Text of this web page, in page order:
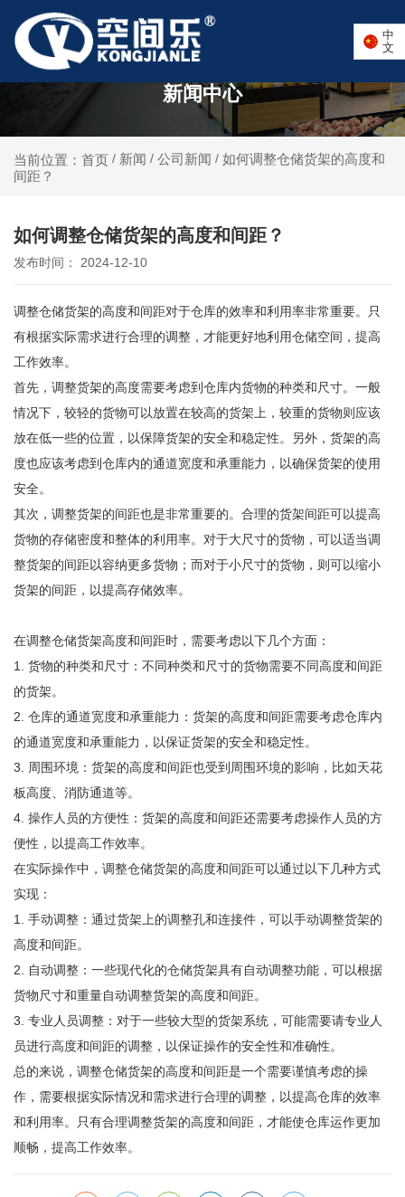
中
文
新闻中心
当前位置：首页 / 新闻 / 公司新闻 / 如何调整仓储货架的高度和
间距？
如何调整仓储货架的高度和间距？
发布时间： 2024-12-10
调整仓储货架的高度和间距对于仓库的效率和利用率非常重要。只
有根据实际需求进行合理的调整，才能更好地利用仓储空间，提高
工作效率。
首先，调整货架的高度需要考虑到仓库内货物的种类和尺寸。一般
情况下，较轻的货物可以放置在较高的货架上，较重的货物则应该
放在低一些的位置，以保障货架的安全和稳定性。另外，货架的高
度也应该考虑到仓库内的通道宽度和承重能力，以确保货架的使用
安全。
其次，调整货架的间距也是非常重要的。合理的货架间距可以提高
货物的存储密度和整体的利用率。对于大尺寸的货物，可以适当调
整货架的间距以容纳更多货物；而对于小尺寸的货物，则可以缩小
货架的间距，以提高存储效率。
在调整仓储货架高度和间距时，需要考虑以下几个方面：
1. 货物的种类和尺寸：不同种类和尺寸的货物需要不同高度和间距
的货架。
2. 仓库的通道宽度和承重能力：货架的高度和间距需要考虑仓库内
的通道宽度和承重能力，以保证货架的安全和稳定性。
3. 周围环境：货架的高度和间距也受到周围环境的影响，比如天花
板高度、消防通道等。
4. 操作人员的方便性：货架的高度和间距还需要考虑操作人员的方
便性，以提高工作效率。
在实际操作中，调整仓储货架的高度和间距可以通过以下几种方式
实现：
1. 手动调整：通过货架上的调整孔和连接件，可以手动调整货架的
高度和间距。
2. 自动调整：一些现代化的仓储货架具有自动调整功能，可以根据
货物尺寸和重量自动调整货架的高度和间距。
3. 专业人员调整：对于一些较大型的货架系统，可能需要请专业人
员进行高度和间距的调整，以保证操作的安全性和准确性。
总的来说，调整仓储货架的高度和间距是一个需要谨慎考虑的操
作，需要根据实际情况和需求进行合理的调整，以提高仓库的效率
和利用率。只有合理调整货架的高度和间距，才能使仓库运作更加
顺畅，提高工作效率。